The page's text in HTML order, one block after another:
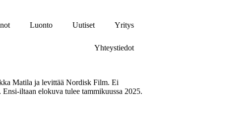
Luonto Uutiset Yritys
Yhteystiedot
Matila ja levittää Nordisk Film. Ei
iltaan elokuva tulee tammikuussa 2025.